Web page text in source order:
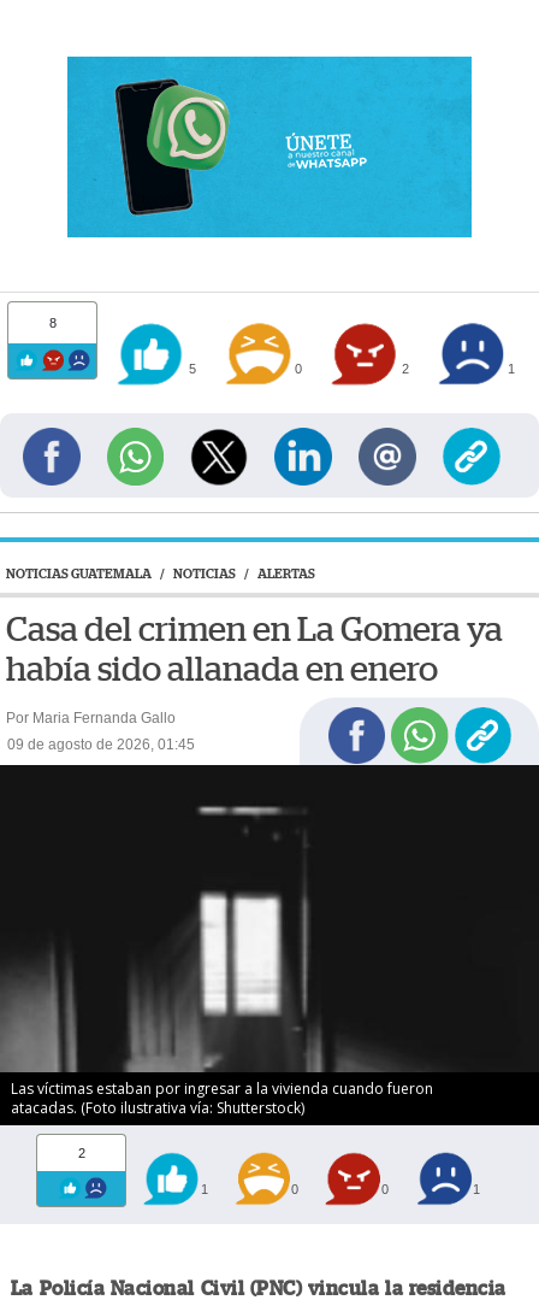
8
5 0 2 1
NOTICIAS GUATEMALA / NOTICIAS / ALERTAS
Casa del crimen en La Gomera ya
había sido allanada en enero
Por Maria Fernanda Gallo
09 de agosto de 2026, 01:45
Las víctimas estaban por ingresar a la vivienda cuando fueron
atacadas. (Foto ilustrativa vía: Shutterstock)
2
1 0 0 1
La Policía Nacional Civil (PNC) vincula la residencia